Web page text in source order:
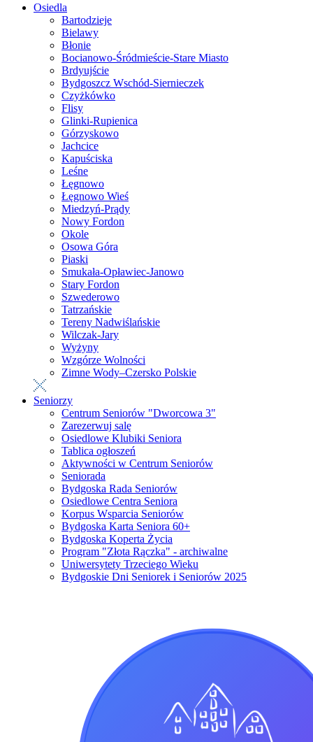
Osiedla
Bartodzieje
Bielawy
Błonie
Bocianowo-Śródmieście-Stare Miasto
Brdyujście
Bydgoszcz Wschód-Siernieczek
Czyżkówko
Flisy
Glinki-Rupienica
Górzyskowo
Jachcice
Kapuściska
Leśne
Łęgnowo
Łęgnowo Wieś
Miedzyń-Prądy
Nowy Fordon
Okole
Osowa Góra
Piaski
Smukała-Opławiec-Janowo
Stary Fordon
Szwederowo
Tatrzańskie
Tereny Nadwiślańskie
Wilczak-Jary
Wyżyny
Wzgórze Wolności
Zimne Wody–Czersko Polskie
Seniorzy
Centrum Seniorów "Dworcowa 3"
Zarezerwuj salę
Osiedlowe Klubiki Seniora
Tablica ogłoszeń
Aktywności w Centrum Seniorów
Seniorada
Bydgoska Rada Seniorów
Osiedlowe Centra Seniora
Korpus Wsparcia Seniorów
Bydgoska Karta Seniora 60+
Bydgoska Koperta Życia
Program "Złota Rączka" - archiwalne
Uniwersytety Trzeciego Wieku
Bydgoskie Dni Seniorek i Seniorów 2025